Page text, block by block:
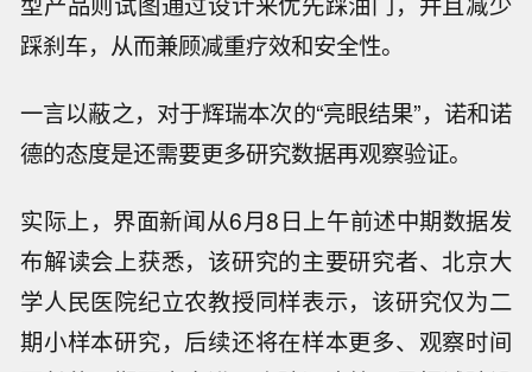
剂的差异化设计和卖点之一。
条下游通路，一条负责减重疗效（cAMP），一条
与胃肠道不良反应及受体脱敏相关（β-arresti
n），也就相当于一边踩油门、一边踩刹车。偏向
型产品则试图通过设计来优先踩油门，并且减少
踩刹车，从而兼顾减重疗效和安全性。
一言以蔽之，对于辉瑞本次的“亮眼结果”，诺和诺